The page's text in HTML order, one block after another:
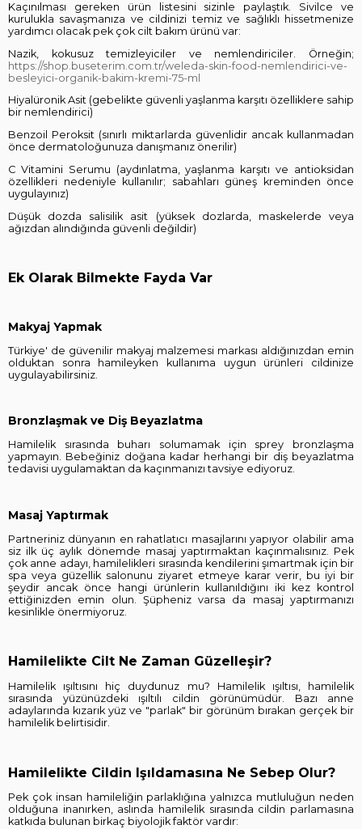
Kaçınılması gereken ürün listesini sizinle paylaştık. Sivilce ve
kurulukla savaşmanıza ve cildinizi temiz ve sağlıklı hissetmenize
yardımcı olacak pek çok cilt bakım ürünü var:
Nazik, kokusuz temizleyiciler ve nemlendiriciler. Örneğin;
https://shop.buseterim.com.tr/weleda-skin-food-nemlendirici-ve-
besleyici-organik-bakim-kremi-75-ml
Hiyalüronik Asit (gebelikte güvenli yaşlanma karşıtı özelliklere sahip
bir nemlendirici)
Benzoil Peroksit (sınırlı miktarlarda güvenlidir ancak kullanmadan
önce dermatoloğunuza danışmanız önerilir)
C Vitamini Serumu (aydınlatma, yaşlanma karşıtı ve antioksidan
özellikleri nedeniyle kullanılır; sabahları güneş kreminden önce
uygulayınız)
Düşük dozda salisilik asit (yüksek dozlarda, maskelerde veya
ağızdan alındığında güvenli değildir)
Ek Olarak Bilmekte Fayda Var
Makyaj Yapmak
Türkiye' de güvenilir makyaj malzemesi markası aldığınızdan emin
olduktan sonra hamileyken kullanıma uygun ürünleri cildinize
uygulayabilirsiniz.
Bronzlaşmak ve Diş Beyazlatma
Hamilelik sırasında buharı solumamak için sprey bronzlaşma
yapmayın. Bebeğiniz doğana kadar herhangi bir diş beyazlatma
tedavisi uygulamaktan da kaçınmanızı tavsiye ediyoruz.
Masaj Yaptırmak
Partneriniz dünyanın en rahatlatıcı masajlarını yapıyor olabilir ama
siz ilk üç aylık dönemde masaj yaptırmaktan kaçınmalısınız. Pek
çok anne adayı, hamilelikleri sırasında kendilerini şımartmak için bir
spa veya güzellik salonunu ziyaret etmeye karar verir, bu iyi bir
şeydir ancak önce hangi ürünlerin kullanıldığını iki kez kontrol
ettiğinizden emin olun. Şüpheniz varsa da masaj yaptırmanızı
kesinlikle önermiyoruz.
Hamilelikte Cilt Ne Zaman Güzelleşir?
Hamilelik ışıltısını hiç duydunuz mu? Hamilelik ışıltısı, hamilelik
sırasında yüzünüzdeki ışıltılı cildin görünümüdür. Bazı anne
adaylarında kızarık yüz ve "parlak" bir görünüm bırakan gerçek bir
hamilelik belirtisidir.
Hamilelikte Cildin Işıldamasına Ne Sebep Olur?
Pek çok insan hamileliğin parlaklığına yalnızca mutluluğun neden
olduğuna inanırken, aslında hamilelik sırasında cildin parlamasına
katkıda bulunan birkaç biyolojik faktör vardır: